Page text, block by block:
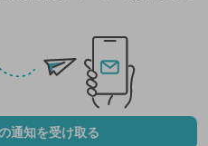
通知を受け取る